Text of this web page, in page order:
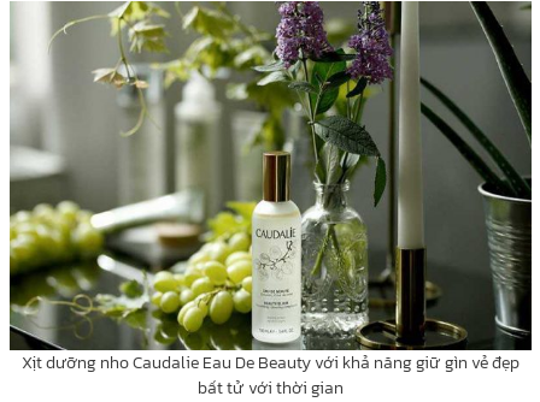
Xịt dưỡng nho Caudalie Eau De Beauty với khả năng giữ gìn vẻ đẹp
bất tử với thời gian